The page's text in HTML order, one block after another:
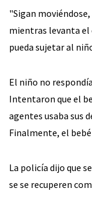
"Sigan
mientras levanta el
pueda sujetar al
El niño no
Intentaron que el
agentes usaba sus
Finalmente, el
La policía dijo que
se se recuperen